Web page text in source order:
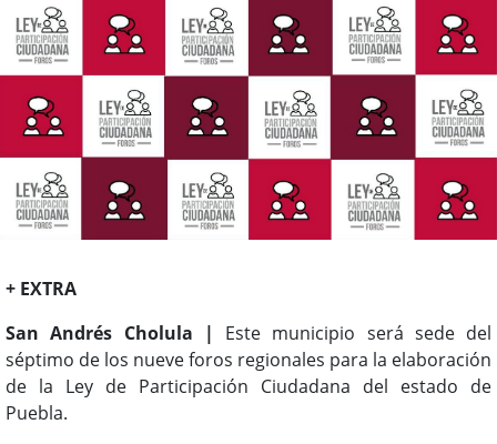
+ EXTRA
San Andrés Cholula |
Este municipio será sede del
séptimo de los nueve foros regionales para la elaboración
de la Ley de Participación Ciudadana del estado de
Puebla.